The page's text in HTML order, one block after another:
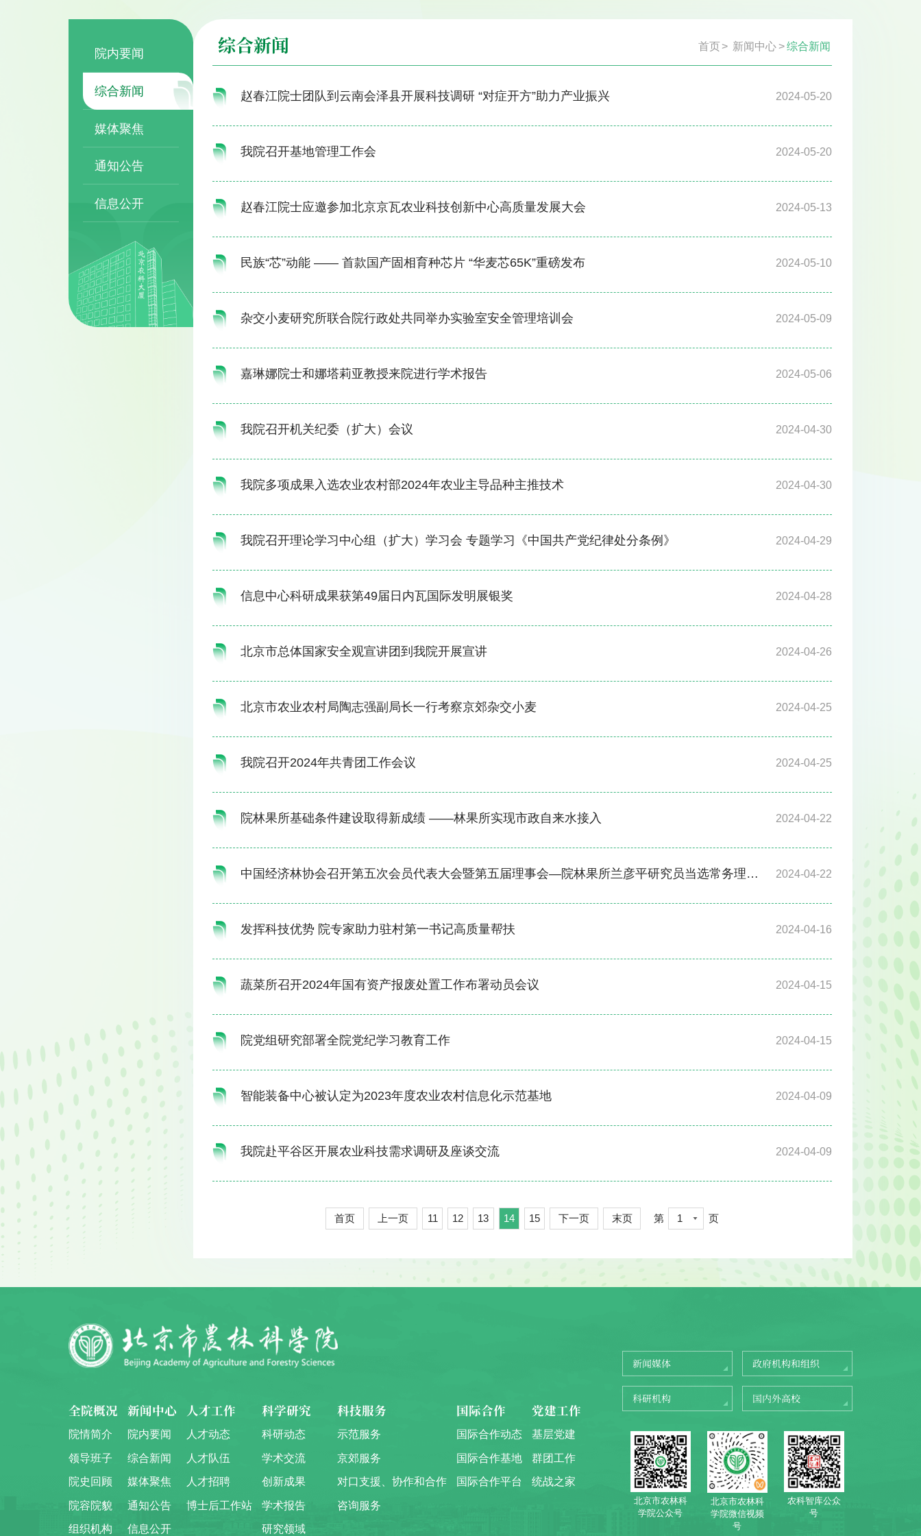
院内要闻
综合新闻
媒体聚焦
通知公告
信息公开
首页> 新闻中心 >综合新闻
综合新闻
2024-05-20
赵春江院士团队到云南会泽县开展科技调研 “对症开方”助力产业振兴
2024-05-20
我院召开基地管理工作会
2024-05-13
赵春江院士应邀参加北京京瓦农业科技创新中心高质量发展大会
2024-05-10
民族“芯”动能 —— 首款国产固相育种芯片 “华麦芯65K”重磅发布
2024-05-09
杂交小麦研究所联合院行政处共同举办实验室安全管理培训会
2024-05-06
嘉琳娜院士和娜塔莉亚教授来院进行学术报告
2024-04-30
我院召开机关纪委（扩大）会议
2024-04-30
我院多项成果入选农业农村部2024年农业主导品种主推技术
2024-04-29
我院召开理论学习中心组（扩大）学习会 专题学习《中国共产党纪律处分条例》
2024-04-28
信息中心科研成果获第49届日内瓦国际发明展银奖
2024-04-26
北京市总体国家安全观宣讲团到我院开展宣讲
2024-04-25
北京市农业农村局陶志强副局长一行考察京郊杂交小麦
2024-04-25
我院召开2024年共青团工作会议
2024-04-22
院林果所基础条件建设取得新成绩 ——林果所实现市政自来水接入
2024-04-22
中国经济林协会召开第五次会员代表大会暨第五届理事会—院林果所兰彦平研究员当选常务理事和副秘书长
2024-04-16
发挥科技优势 院专家助力驻村第一书记高质量帮扶
2024-04-15
蔬菜所召开2024年国有资产报废处置工作布署动员会议
2024-04-15
院党组研究部署全院党纪学习教育工作
2024-04-09
智能装备中心被认定为2023年度农业农村信息化示范基地
2024-04-09
我院赴平谷区开展农业科技需求调研及座谈交流
首页 上一页 11 12 13 14 15 下一页 末页 第 1 页
全院概况
院情简介
领导班子
院史回顾
院容院貌
组织机构
新闻中心
院内要闻
综合新闻
媒体聚焦
通知公告
信息公开
人才工作
人才动态
人才队伍
人才招聘
博士后工作站
科学研究
科研动态
学术交流
创新成果
学术报告
研究领域
科技服务
示范服务
京郊服务
对口支援、协作和合作
咨询服务
国际合作
国际合作动态
国际合作基地
国际合作平台
党建工作
基层党建
群团工作
统战之家
新闻媒体 政府机构和组织
科研机构 国内外高校
北京市农林科
学院公众号
北京市农林科
学院微信视频
号
农科智库公众
号